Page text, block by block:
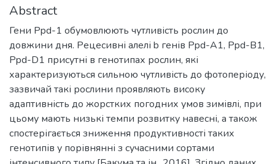
Abstract
Гени Ppd-1 обумовлюють чутливість рослин до
довжини дня. Рецесивні алелі b генів Ppd-A1, Ppd-B1,
Ppd-D1 присутні в генотипах рослин, які
характеризуються сильною чутливість до фотоперіоду,
зазвичай такі рослини проявляють високу
адаптивність до жорстких погодних умов зимівлі, при
цьому мають низькі темпи розвитку навесні, а також
спостерігається зниження продуктивності таких
генотипів у порівнянні з сучасними сортами